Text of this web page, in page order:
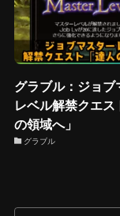
グラブル：ジョブ
レベル解禁クエス
の領域へ」
グラブル